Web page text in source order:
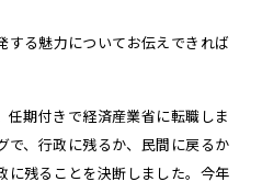
する魅力についてお伝えできれば
任期付きで経済産業省に転職しま
で、行政に残るか、民間に戻るか
に残ることを決断しました。今年